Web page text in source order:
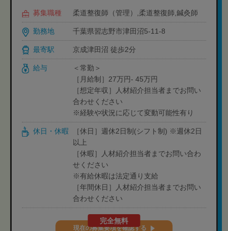
募集職種 柔道整復師（管理）,柔道整復師,鍼灸師
勤務地 千葉県習志野市津田沼5-11-8
最寄駅 京成津田沼 徒歩2分
給与
＜常勤＞
［月給制］27万円- 45万円
［想定年収］人材紹介担当者までお問い
合わせください
※経験や状況に応じて変動可能性有り
休日・休暇
［休日］週休2日制(シフト制) ※週休2日
以上
［休暇］人材紹介担当者までお問い合わ
せください
※有給休暇は法定通り支給
［年間休日］人材紹介担当者までお問い
合わせください
完全無料
現在の募集要項を確認する